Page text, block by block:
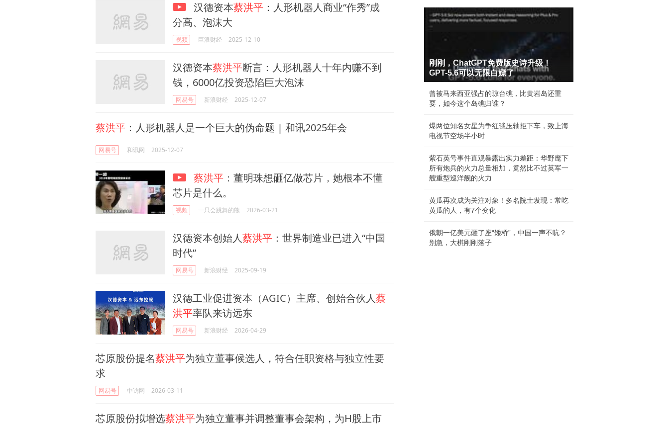
汉德资本蔡洪平 ：人形机器人商业“作秀”成
分高、泡沫大
视频 巨浪财经 2025-12-10
汉德资本蔡洪平断言：人形机器人十年内赚不到
钱，6000亿投资恐陷巨大泡沫
网易号 新浪财经 2025-12-07
蔡洪平 ：人形机器人是一个巨大的伪命题 | 和讯2025年会
网易号 和讯网 2025-12-07
蔡洪平 ：董明珠想砸亿做芯片，她根本不懂
芯片是什么。
视频 一只会跳舞的熊 2026-03-21
汉德资本创始人蔡洪平 ：世界制造业已进入“中国
时代”
网易号 新浪财经 2025-09-19
汉德工业促进资本（AGIC）主席、创始合伙人蔡
洪平率队来访远东
网易号 新浪财经 2026-04-29
芯原股份提名蔡洪平为独立董事候选人，符合任职资格与独立性要
求
网易号 中访网 2026-03-11
芯原股份拟增选蔡洪平为独立董事并调整董事会架构，为H股上市
2
刚刚，ChatGPT免费版史诗升级！
GPT-5.6可以无限白嫖了
曾被马来西亚强占的琼台礁，比黄岩岛还重
要，如今这个岛礁归谁？
爆两位知名女星为争红毯压轴拒下车，致上海
电视节空场半小时
紫石英号事件直观暴露出实力差距：华野麾下
所有炮兵的火力总量相加，竟然比不过英军一
艘重型巡洋舰的火力
黄瓜再次成为关注对象！多名院士发现：常吃
黄瓜的人，有7个变化
俄朝一亿美元砸了座“矮桥”，中国一声不吭？
别急，大棋刚刚落子